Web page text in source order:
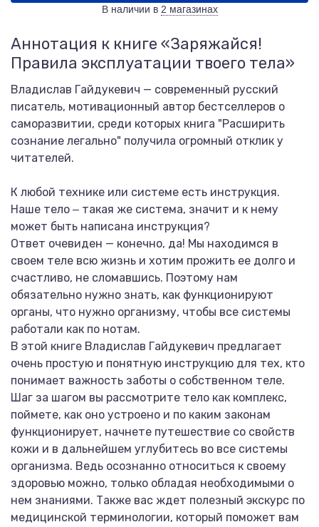
В наличии в 2 магазинах
Аннотация к книге «Заряжайся!
Правила эксплуатации твоего тела»
Владислав Гайдукевич — современный русский
писатель, мотивационный автор бестселлеров о
саморазвитии, среди которых книга "Расширить
сознание легально" получила огромный отклик у
читателей.
К любой технике или системе есть инструкция.
Наше тело ‒ такая же система, значит и к нему
может быть написана инструкция?
Ответ очевиден — конечно, да! Мы находимся в
своем теле всю жизнь и хотим прожить ее долго и
счастливо, не сломавшись. Поэтому нам
обязательно нужно знать, как функционируют
органы, что нужно организму, чтобы все системы
работали как по нотам.
В этой книге Владислав Гайдукевич предлагает
очень простую и понятную инструкцию для тех, кто
понимает важность заботы о собственном теле.
Шаг за шагом вы рассмотрите тело как комплекс,
поймете, как оно устроено и по каким законам
функционирует, начнете путешествие со свойств
кожи и в дальнейшем углубитесь во все системы
организма. Ведь осознанно относиться к своему
здоровью можно, только обладая необходимыми о
нем знаниями. Также вас ждет полезный экскурс по
медицинской терминологии, который поможет вам